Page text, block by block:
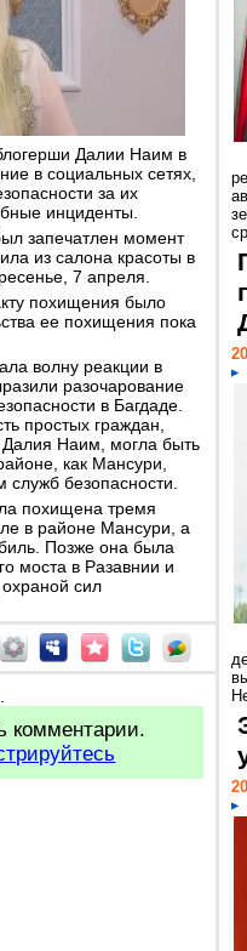
Далии Наим в
в социальных сетях,
за их
инциденты.
запечатлен момент
из салона красоты в
7 апреля.
похищения было
ее похищения пока
волну реакции в
разочарование
в Багдаде.
простых граждан,
Далия Наим, могла быть
как Мансури,
служб безопасности.
похищена тремя
в районе Мансури, а
Позже она была
моста в Разавнии и
сил
комментарии.